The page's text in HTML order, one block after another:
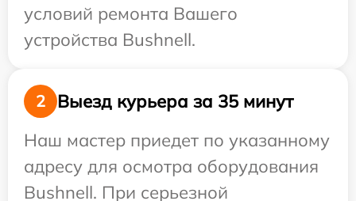
условий ремонта Вашего
устройства Bushnell.
2
Выезд курьера за 35 минут
Наш мастер приедет по указанному
адресу для осмотра оборудования
Bushnell. При серьезной